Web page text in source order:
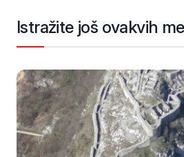
Istražite još ovakvih